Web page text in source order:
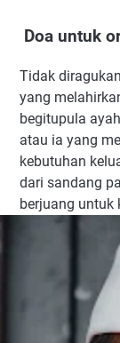
Doa untuk
Tidak
yang
begitupula
atau ia yang
kebutuhan
dari sandang
berjuang untuk